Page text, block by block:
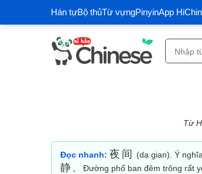
Hán tựBộ thủTừ vựngPinyinApp
Từ
Đọc nhanh: 夜间 (dạ gian). Ý
静 。 Đường phố ban đêm trông rất